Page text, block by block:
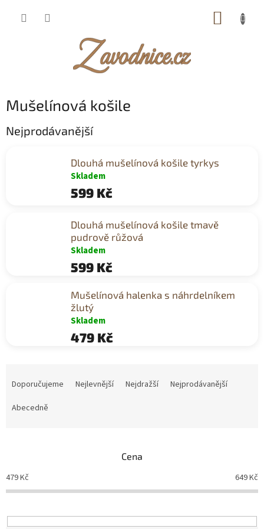
Mušelínová košile
Nejprodávanější
Dlouhá mušelínová košile tyrkys
Skladem
599 Kč
Dlouhá mušelínová košile tmavě
pudrově růžová
Skladem
599 Kč
Mušelínová halenka s náhrdelníkem
žlutý
Skladem
479 Kč
o
d
k
Doporučujeme Nejlevnější Nejdražší
Nejprodávanější
Abecedně
Cena
479Kč 649Kč